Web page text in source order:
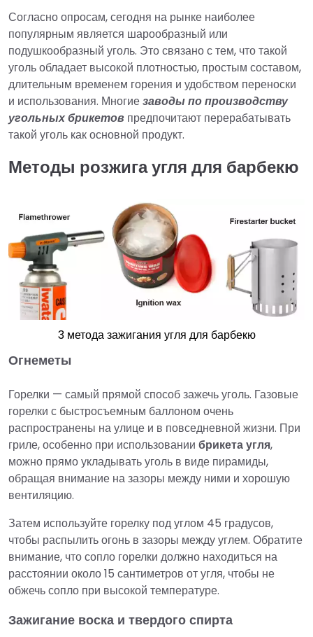
Согласно опросам, сегодня на рынке наиболее
популярным является шарообразный или
подушкообразный уголь. Это связано с тем, что такой
уголь обладает высокой плотностью, простым составом,
длительным временем горения и удобством переноски
и использования. Многиезаводы по производству
угольных брикетов предпочитают перерабатывать
такой уголь как основной продукт.
Методы розжига угля для барбекю
3 метода зажигания угля для барбекю
Огнеметы
Горелки — самый прямой способ зажечь уголь. Газовые
горелки с быстросъемным баллоном очень
распространены на улице и в повседневной жизни. При
гриле, особенно при использовании брикета угля,
можно прямо укладывать уголь в виде пирамиды,
обращая внимание на зазоры между ними и хорошую
вентиляцию.
Затем используйте горелку под углом 45 градусов,
чтобы распылить огонь в зазоры между углем. Обратите
внимание, что сопло горелки должно находиться на
расстоянии около 15 сантиметров от угля, чтобы не
обжечь сопло при высокой температуре.
Зажигание воска и твердого спирта